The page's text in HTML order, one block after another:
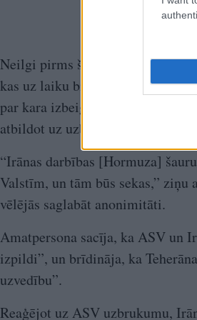
Neilgi pirms šiem triecieniem
kas uz laiku bija atceltas saskaņā
par kara izbeigšanu un Hormuza
atbildot uz uzbrukumiem trim
“Irānas darbības [Hormuza]
Valstīm, un tām būs sekas,”
vēlējās saglabāt anonimitāti.
Amatpersona sacīja, ka ASV un
izpildi”, un brīdināja, ka
uzvedību”.
Reaģējot uz ASV uzbrukumu,